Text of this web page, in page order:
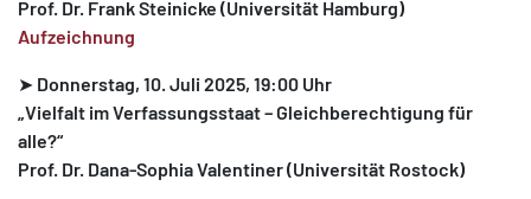
Prof. Dr. Frank Steinicke (Universität Hamburg)
Aufzeichnung
➤ Donnerstag, 10. Juli 2025, 19:00 Uhr
„Vielfalt im Verfassungsstaat – Gleichberechtigung für
alle?“
Prof. Dr. Dana-Sophia Valentiner(Universität Rostock)